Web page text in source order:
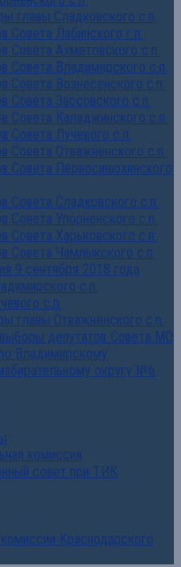
главы Сладковского с.п.
Совета Лабинского г.п.
Совета Ахметовского с.п.
Совета Владимирского с.п.
Совета Вознесенского с.п.
Совета Зассовского с.п.
Совета Каладжинского с.п.
Совета Лучевого с.п.
Совета Отважненского с.п.
Совета Первосинюхинского
Совета Сладковского с.п.
Совета Упорненского с.п.
Совета Харьковского с.п.
Совета Чамлыкского с.п.
9 сентября 2018 года
с.п.
с.п.
главы Отважненского с.п.
депутатов Совета МО
Владимирскому
округу №6
комиссия
совет при ТИК
Краснодарского